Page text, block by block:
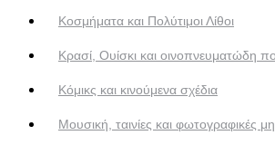
Κοσμήματα και Πολύτιμοι Λίθοι
Κρασί, Ουίσκι και οινοπνευματώδη
Κόμικς και κινούμενα σχέδια
Μουσική, ταινίες και φωτογραφικές